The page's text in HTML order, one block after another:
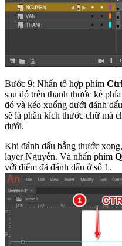
Bước 9: Nhấn tổ hợp phím
sau đó trên thanh thước kẻ
đó và kéo xuống dưới đánh
sẽ là phần kích thước chữ mà
dưới.
Khi đánh dấu bằng thước
layer Nguyễn. Và nhấn phím Q
với điểm đã đánh dấu ở số 1.